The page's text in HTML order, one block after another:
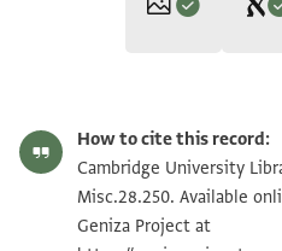
Moshe Gil,In the Kingdom of
University, 1997), vol. 2.
אטאל אללה בקאך ואדאם
T-S Misc.28.250 1v
Verso
אבא אלפרג יוסף בן
Image Permissions Statement
How to cite this record:
Cambridge University
Misc.28.250. Available
Geniza Project at